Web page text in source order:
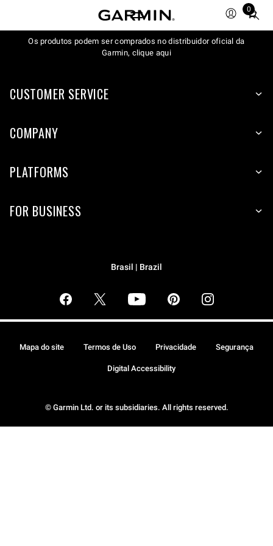
0
Total
items
in
Os produtos podem ser comprados no distribuidor oficial da
Garmin, clique aqui
CUSTOMER SERVICE
COMPANY
PLATFORMS
FOR BUSINESS
Brasil | Brazil
© Garmin Ltd. or its subsidiaries. All rights reserved.
Mapa do site Termos de Uso Privacidade Segurança
Digital Accessibility